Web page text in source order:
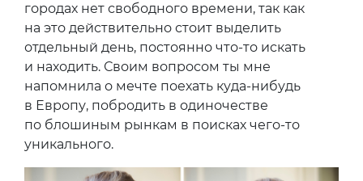
городах нет свободного времени, так как
на это действительно стоит выделить
отдельный день, постоянно что-то искать
и находить. Своим вопросом ты мне
напомнила о мечте поехать куда-нибудь
в Европу, побродить в одиночестве
по блошиным рынкам в поисках чего-то
уникального.